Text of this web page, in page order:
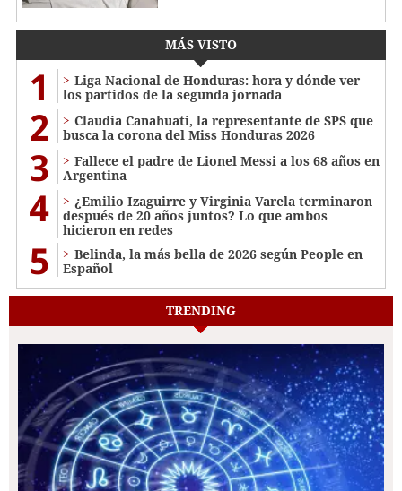
MÁS VISTO
1
Liga Nacional de Honduras: hora y dónde ver
los partidos de la segunda jornada
2
Claudia Canahuati, la representante de SPS que
busca la corona del Miss Honduras 2026
3
Fallece el padre de Lionel Messi a los 68 años en
Argentina
4
¿Emilio Izaguirre y Virginia Varela terminaron
después de 20 años juntos? Lo que ambos
hicieron en redes
5
Belinda, la más bella de 2026 según People en
Español
TRENDING